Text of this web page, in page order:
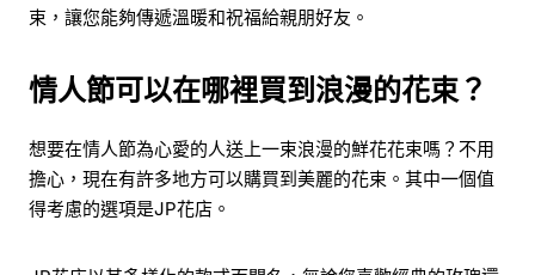
束，讓您能夠傳遞溫暖和祝福給親朋好友。
情人節可以在哪裡買到浪漫的花束？
想要在情人節為心愛的人送上一束浪漫的鮮花花束嗎？不用
擔心，現在有許多地方可以購買到美麗的花束。其中一個值
得考慮的選項是JP花店。